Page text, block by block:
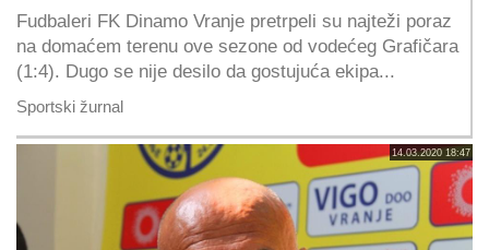
Fudbaleri FK Dinamo Vranje pretrpeli su najteži poraz
na domaćem terenu ove sezone od vodećeg Grafičara
(1:4). Dugo se nije desilo da gostujuća ekipa...
Sportski žurnal
14.03.2020 18:47